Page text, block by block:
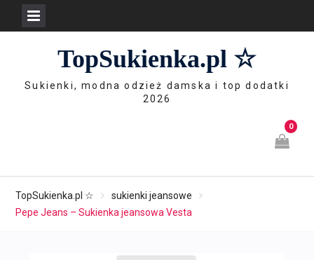
TopSukienka.pl ☆
Sukienki, modna odzież damska i top dodatki
2026
0
TopSukienka.pl ☆
sukienki jeansowe
Pepe Jeans – Sukienka jeansowa Vesta